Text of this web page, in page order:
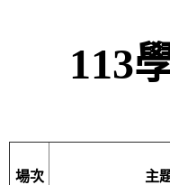
113學年度
113
場次 主